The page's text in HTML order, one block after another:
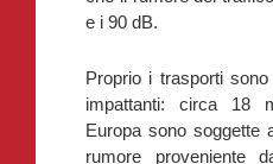
e i 90 dB.
Proprio i trasporti
impattanti: circa 18
Europa sono soggette
rumore proveniente